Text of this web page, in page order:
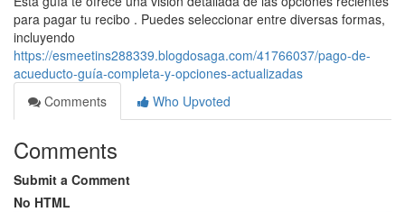
para pagar tu recibo . Puedes seleccionar entre diversas formas,
incluyendo
https://esmeetins288339.blogdosaga.com/41766037/pago-de-
acueducto-guía-completa-y-opciones-actualizadas
Comments
Who Upvoted
Comments
Submit a Comment
No HTML